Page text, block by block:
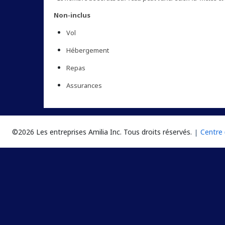
Non-inclus
Vol
Hébergement
Repas
Assurances
©2026 Les entreprises Amilia Inc. Tous droits réservés. Centre